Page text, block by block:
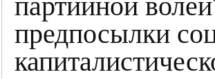
партийной
предпосылки